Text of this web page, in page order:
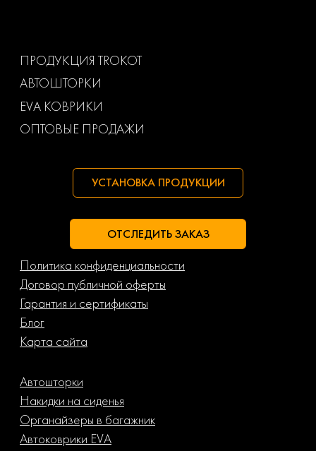
Маз
ПРОДУКЦИЯ TROKOT
АВТОШТОРКИ
EVA КОВРИКИ
ОПТОВЫЕ ПРОДАЖИ
УСТАНОВКА ПРОДУКЦИИ
ОТСЛЕДИТЬ ЗАКАЗ
Политика конфиденциальности
Договор публичной оферты
Гарантия и сертификаты
Блог
Карта сайта
Автошторки
Накидки на сиденья
Органайзеры в багажник
Автоковрики EVA